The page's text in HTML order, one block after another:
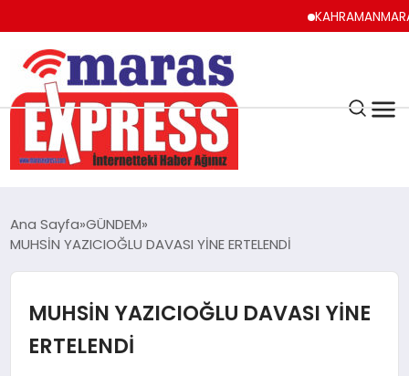
KAHRAMANMARAŞ
K.MARAŞ
ANDIRIN
ÇAĞLAYANCERİT
Ana Sayfa GÜNDEM
MUHSİN YAZICIOĞLU DAVASI YİNE ERTELENDİ
MUHSİN YAZICIOĞLU DAVASI YİNE
ERTELENDİ